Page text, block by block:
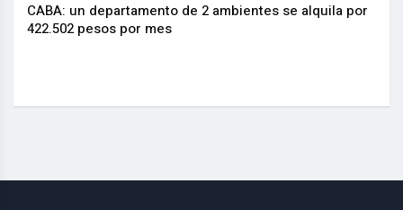
CABA: un departamento de 2 ambientes se alquila por
422.502 pesos por mes